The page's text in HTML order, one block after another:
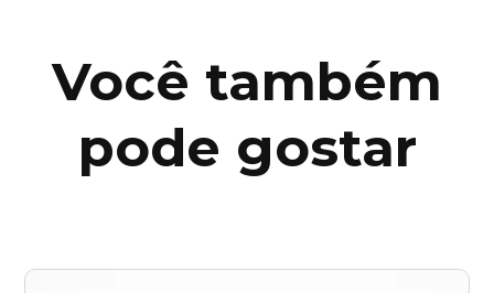
Paraná (PR)
pernambuco (PE)
Você também
pode gostar